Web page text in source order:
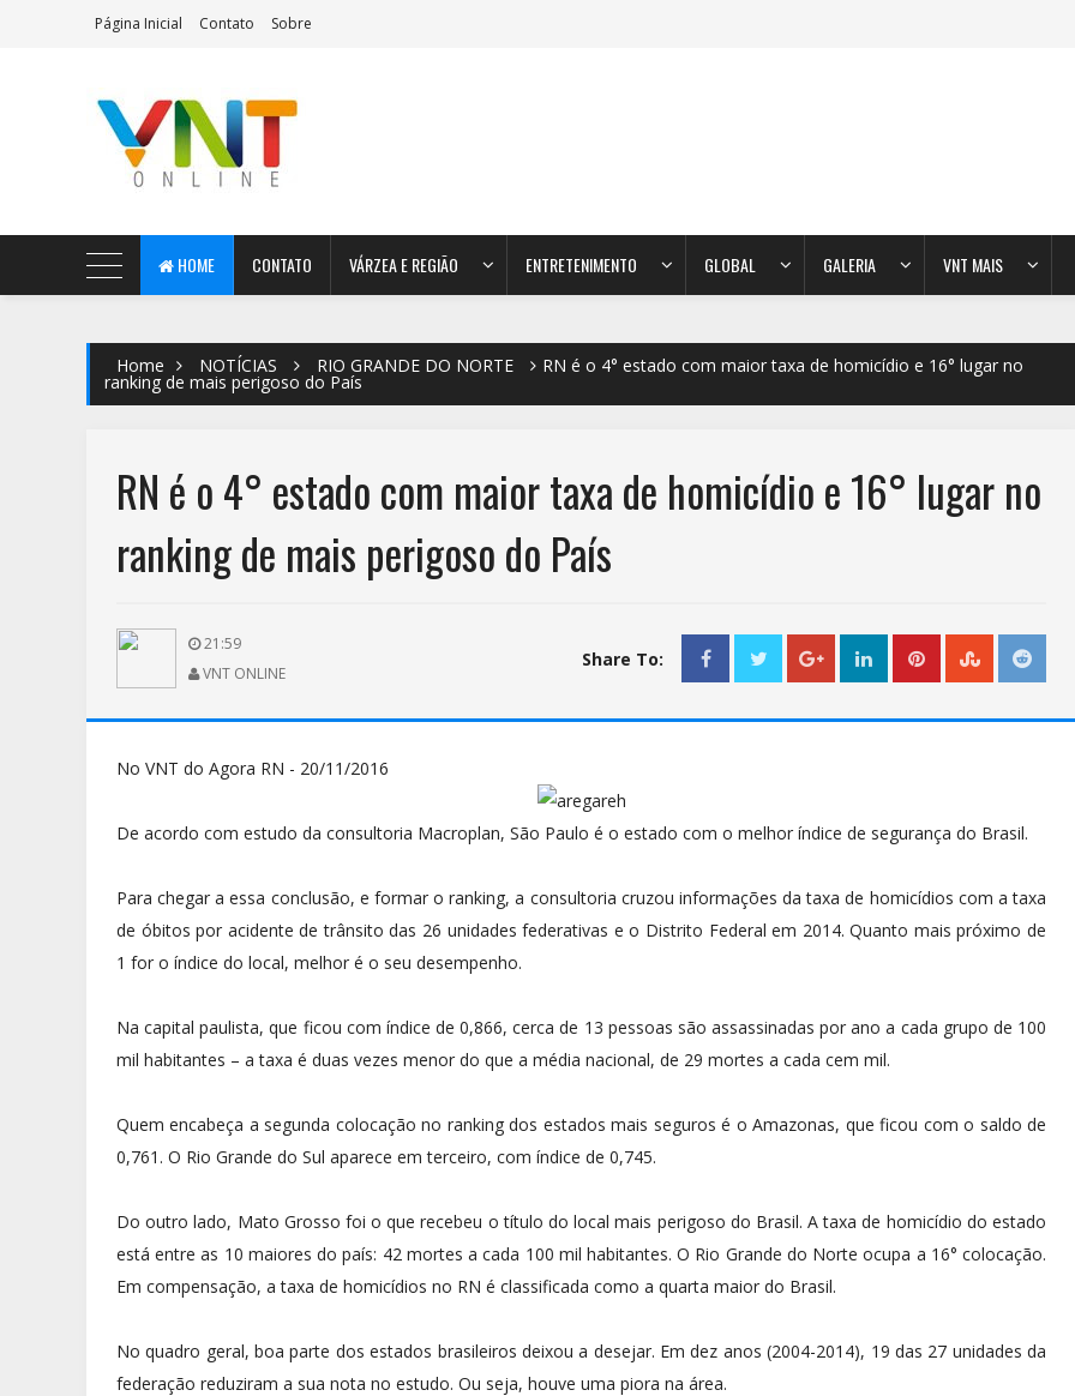
Página Inicial Contato Sobre
AeroMag Blogger Template
HOME CONTATO VÁRZEA E REGIÃO ENTRETENIMENTO GLOBAL GALERIA VNT MAIS
Home NOTÍCIAS RIO GRANDE DO NORTE RN é o 4° estado com maior taxa de homicídio e 16° lugar no
ranking de mais perigoso do País
RN é o 4° estado com maior taxa de homicídio e 16° lugar no
ranking de mais perigoso do País
21:59
VNT ONLINE
Share To:
No VNT do Agora RN - 20/11/2016
De acordo com estudo da consultoria Macroplan, São Paulo é o estado com o melhor índice de segurança do Brasil.
Para chegar a essa conclusão, e formar o ranking, a consultoria cruzou informações da taxa de homicídios com a taxa
de óbitos por acidente de trânsito das 26 unidades federativas e o Distrito Federal em 2014. Quanto mais próximo de
1 for o índice do local, melhor é o seu desempenho.
Na capital paulista, que ficou com índice de 0,866, cerca de 13 pessoas são assassinadas por ano a cada grupo de 100
mil habitantes – a taxa é duas vezes menor do que a média nacional, de 29 mortes a cada cem mil.
Quem encabeça a segunda colocação no ranking dos estados mais seguros é o Amazonas, que ficou com o saldo de
0,761. O Rio Grande do Sul aparece em terceiro, com índice de 0,745.
Do outro lado, Mato Grosso foi o que recebeu o título do local mais perigoso do Brasil. A taxa de homicídio do estado
está entre as 10 maiores do país: 42 mortes a cada 100 mil habitantes. O Rio Grande do Norte ocupa a 16° colocação.
Em compensação, a taxa de homicídios no RN é classificada como a quarta maior do Brasil.
No quadro geral, boa parte dos estados brasileiros deixou a desejar. Em dez anos (2004-2014), 19 das 27 unidades da
federação reduziram a sua nota no estudo. Ou seja, houve uma piora na área.